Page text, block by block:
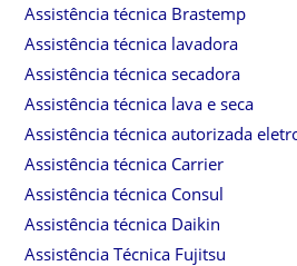
Assistência técnica Brastemp
Assistência técnica lavadora
Assistência técnica secadora
Assistência técnica lava e seca
Assistência técnica autorizada
Assistência técnica Carrier
Assistência técnica Consul
Assistência técnica Daikin
Assistência Técnica Fujitsu